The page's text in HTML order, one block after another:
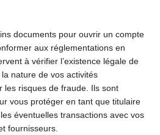
documents pour ouvrir un compte
aux réglementations en
à vérifier l’existence légale de
nature de vos activités
les risques de fraude. Ils sont
vous protéger en tant que titulaire
éventuelles transactions avec vos
fournisseurs.